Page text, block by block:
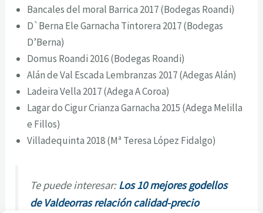
Bancales del moral Barrica 2017 (Bodegas Roandi)
D`Berna Ele Garnacha Tintorera 2017 (Bodegas
D’Berna)
Domus Roandi 2016 (Bodegas Roandi)
Alán de Val Escada Lembranzas 2017 (Adegas Alán)
Ladeira Vella 2017 (Adega A Coroa)
Lagar do Cigur Crianza Garnacha 2015 (Adega Melilla
e Fillos)
Villadequinta 2018 (Mª Teresa López Fidalgo)
Te puede interesar:Los 10 mejores godellos
de Valdeorras relación calidad-precio